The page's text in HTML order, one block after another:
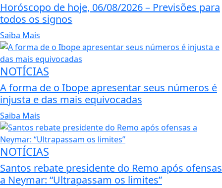
Horóscopo de hoje, 06/08/2026 – Previsões para
todos os signos
Saiba Mais
NOTÍCIAS
A forma de o Ibope apresentar seus números é
injusta e das mais equivocadas
Saiba Mais
NOTÍCIAS
Santos rebate presidente do Remo após ofensas
a Neymar: “Ultrapassam os limites”